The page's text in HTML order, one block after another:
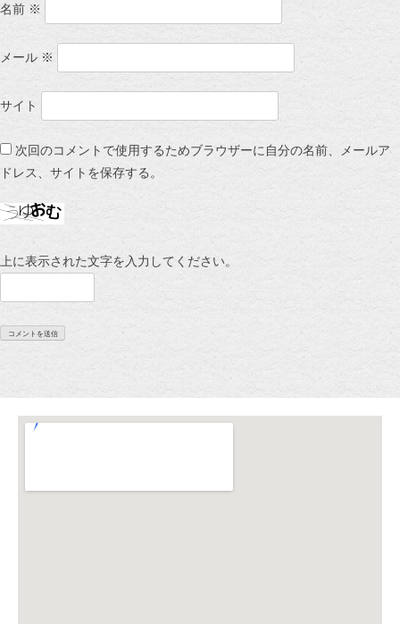
名前 ※
メール ※
サイト
次回のコメントで使用するためブラウザーに自分の名前、メールア
ドレス、サイトを保存する。
上に表示された文字を入力してください。